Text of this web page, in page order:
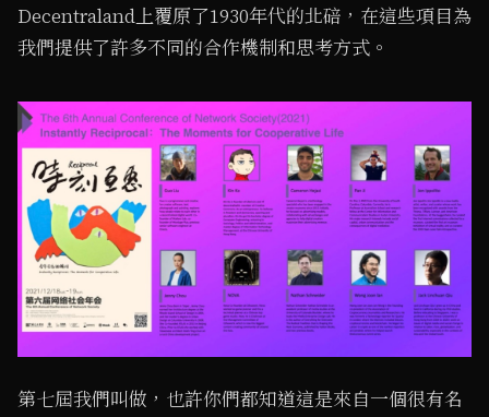
Decentraland上覆原了1930年代的北碚，在這些項目為
我們提供了許多不同的合作機制和思考方式。
第七屆我們叫做，也許你們都知道這是來自一個很有名